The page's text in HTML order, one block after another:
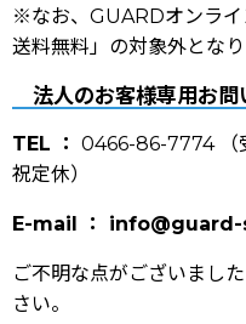
※なお、GUARDオンライ
送料無料」の対象外とな
法人のお客様専用お問
TEL ： 0466-86-7774 （
祝定休）
E-mail ：
ご不明な点がございまし
さい。